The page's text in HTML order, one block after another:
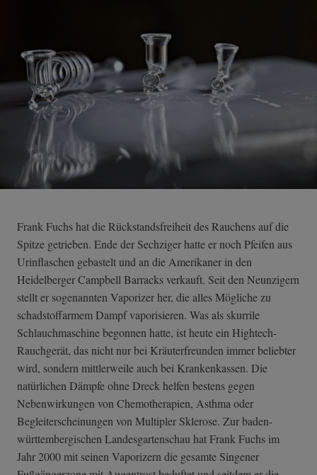
Frank Fuchs hat die Rückstandsfreiheit des Rauchens auf die
Spitze getrieben. Ende der Sechziger hatte er noch Pfeifen aus
Urinflaschen gebastelt und an die Amerikaner in den
Heidelberger Campbell Barracks verkauft. Seit den Neunzigern
stellt er sogenannten Vaporizer her, die alles Mögliche zu
schadstoffarmem Dampf vaporisieren. Was als skurrile
Schlauchmaschine begonnen hatte, ist heute ein Hightech-
Rauchgerät, das nicht nur bei Kräuterfreunden immer beliebter
wird, sondern mittlerweile auch bei Krankenkassen. Die
natürlichen Dämpfe ohne Dreck helfen bestens gegen
Nebenwirkungen von Chemotherapien, Asthma oder
Begleiterscheinungen von Multipler Sklerose. Zur baden-
württembergischen Landesgartenschau hat Frank Fuchs im
Jahr 2000 mit seinen Vaporizern die gesamte Singener